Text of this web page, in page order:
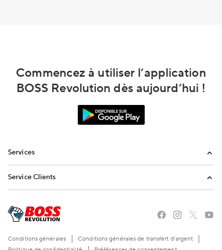
Commencez à utiliser l’application
BOSS Revolution dès aujourd’hui !
Services
Envoi de réapprovisionnements
Service Clients
Envoyez-nous un email
Conditions générales
Conditions générales de transfert d’argent